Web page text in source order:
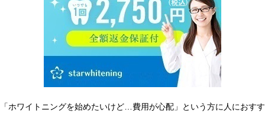
「ホワイトニングを始めたいけど…費用が心配」という方に人におすす